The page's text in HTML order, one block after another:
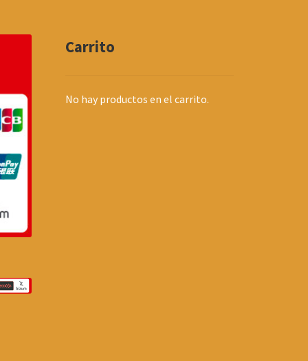
Carrito
No hay productos en el carrito.